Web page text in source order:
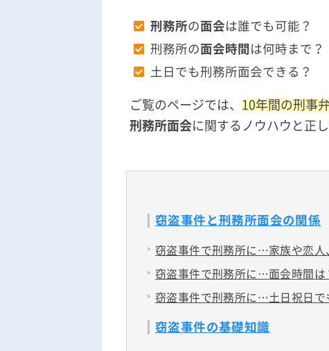
ア
刑務所の面会は誰でも可能？
刑務所の面会時間 は何時まで？
土日でも刑務所面会できる？
ご覧のページでは、 10年間の刑事
刑務所面会に関するノウハウと正
窃盗事件と刑務所面会の関係
窃盗事件で刑務所に…家族や恋人
窃盗事件で刑務所に…面会時間は
窃盗事件で刑務所に…土日祝日で
窃盗事件の基礎知識